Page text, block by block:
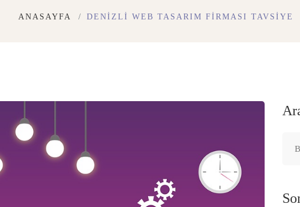
ANASAYFA DENIZLI WEB TASARIM FIRMASI TAVSIYE